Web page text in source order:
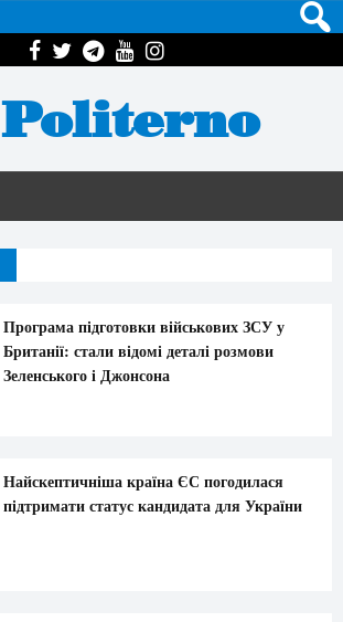
Politerno
Програма підготовки військових ЗСУ у
Британії: стали відомі деталі розмови
Зеленського і Джонсона
Найскептичніша країна ЄС погодилася
підтримати статус кандидата для України